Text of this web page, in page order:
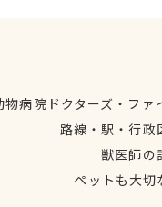
物病院ドクターズ・フ
路線・駅・行政
獣医師の
ペットも大切